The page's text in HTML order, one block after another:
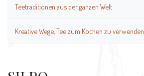
Teetraditionen aus der ganzen Welt
Kreative Wege, Tee zum Kochen zu verwenden